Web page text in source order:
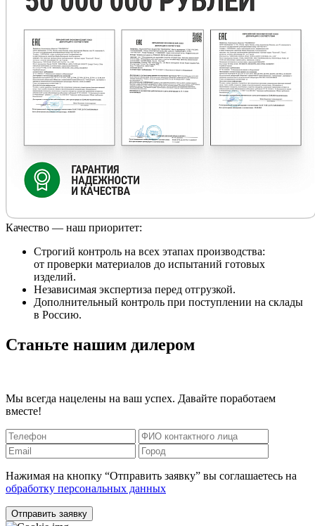
Качество — наш приоритет:
Строгий контроль на всех этапах производства:
от проверки материалов до испытаний готовых
изделий.
Независимая экспертиза перед отгрузкой.
Дополнительный контроль при поступлении на склады
в Россию.
Станьте нашим дилером
Мы всегда нацелены на ваш успех. Давайте поработаем
вместе!
Нажимая на кнопку “Отправить заявку” вы соглашаетесь на
обработку персональных данных
Отправить заявку